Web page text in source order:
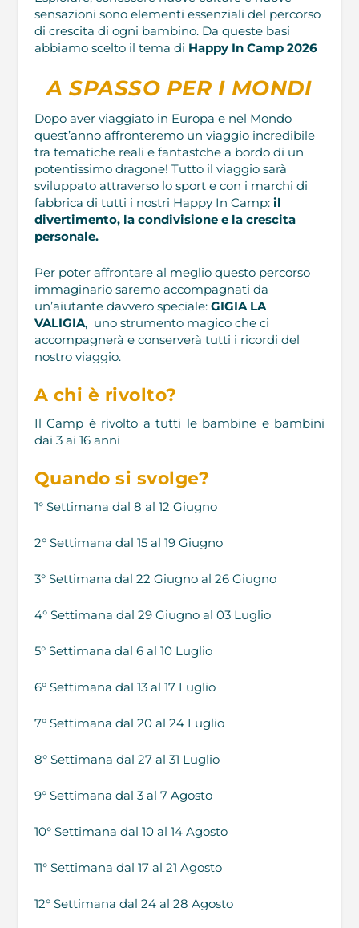
sensazioni sono elementi essenziali del percorso
di crescita di ogni bambino. Da queste basi
abbiamo scelto il tema di Happy In Camp 2026
A SPASSO PER I MONDI
Dopo aver viaggiato in Europa e nel Mondo
quest’anno affronteremo un viaggio incredibile
tra tematiche reali e fantastche a bordo di un
potentissimo dragone! Tutto il viaggio sarà
sviluppato attraverso lo sport e con i marchi di
fabbrica di tutti i nostri Happy In Camp: il
divertimento, la condivisione e la crescita
personale.
Per poter affrontare al meglio questo percorso
immaginario saremo accompagnati da
un’aiutante davvero speciale: GIGIA LA
VALIGIA, uno strumento magico che ci
accompagnerà e conserverà tutti i ricordi del
nostro viaggio.
A chi è rivolto?
Il Camp è rivolto a tutti le bambine e bambini
dai 3 ai 16 anni
Quando si svolge?
1° Settimana dal 8 al 12 Giugno
2° Settimana dal 15 al 19 Giugno
3° Settimana dal 22 Giugno al 26 Giugno
4° Settimana dal 29 Giugno al 03 Luglio
5° Settimana dal 6 al 10 Luglio
6° Settimana dal 13 al 17 Luglio
7° Settimana dal 20 al 24 Luglio
8° Settimana dal 27 al 31 Luglio
9° Settimana dal 3 al 7 Agosto
10° Settimana dal 10 al 14 Agosto
11° Settimana dal 17 al 21 Agosto
12° Settimana dal 24 al 28 Agosto